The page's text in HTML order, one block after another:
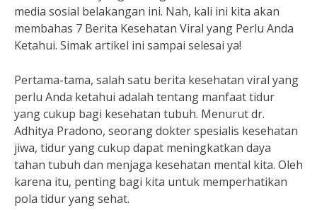
media sosial belakangan ini. Nah, kali ini kita akan
membahas 7 Berita Kesehatan Viral yang Perlu Anda
Ketahui. Simak artikel ini sampai selesai ya!
Pertama-tama, salah satu berita kesehatan viral yang
perlu Anda ketahui adalah tentang manfaat tidur
yang cukup bagi kesehatan tubuh. Menurut dr.
Adhitya Pradono, seorang dokter spesialis kesehatan
jiwa, tidur yang cukup dapat meningkatkan daya
tahan tubuh dan menjaga kesehatan mental kita. Oleh
karena itu, penting bagi kita untuk memperhatikan
pola tidur yang sehat.